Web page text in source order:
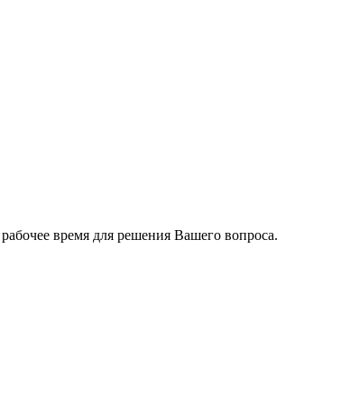
время для решения Вашего вопроса.